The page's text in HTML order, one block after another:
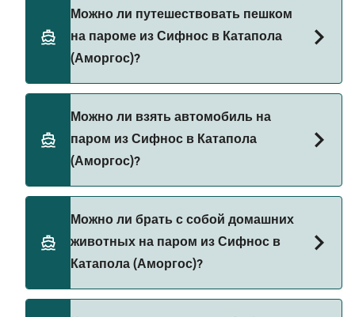
нашу страницу предложений, чтобы увидеть
последние акции на паромы.
Можно ли путешествовать пешком
на пароме из Сифнос в Катапола
(Аморгос)?
SeaJets
Можно ли взять автомобиль на
паром из Сифнос в Катапола
(Аморгос)?
SeaJets
Можно ли брать с собой домашних
животных на паром из Сифнос в
Катапола (Аморгос)?